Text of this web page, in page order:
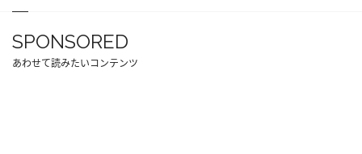
SPONSORED
あわせて読みたいコンテンツ